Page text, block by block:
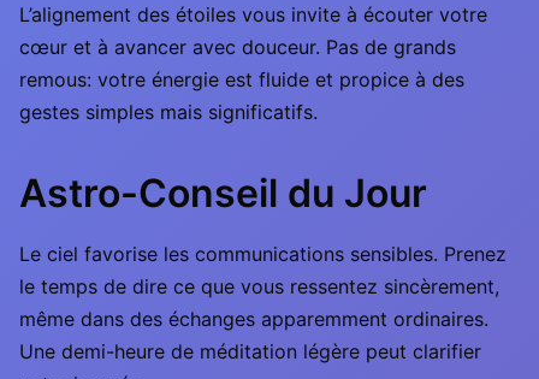
L’alignement des étoiles vous invite à écouter votre
cœur et à avancer avec douceur. Pas de grands
remous: votre énergie est fluide et propice à des
gestes simples mais significatifs.
Astro-Conseil du Jour
Le ciel favorise les communications sensibles. Prenez
le temps de dire ce que vous ressentez sincèrement,
même dans des échanges apparemment ordinaires.
Une demi-heure de méditation légère peut clarifier